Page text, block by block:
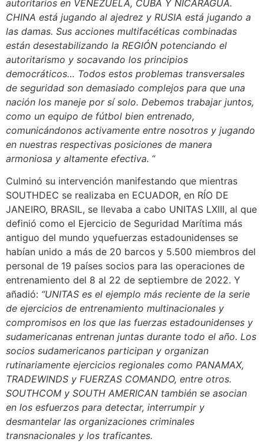
autoritarios en VENEZUELA, CUBA Y NICARAGUA.
CHINA está jugando al ajedrez y RUSIA está jugando a
las damas. Sus acciones multifacéticas combinadas
están desestabilizando la REGIÓN potenciando el
autoritarismo y socavando los principios
democráticos… Todos estos problemas transversales
de seguridad son demasiado complejos para que una
nación los maneje por sí solo. Debemos trabajar juntos,
como un equipo de fútbol bien entrenado,
comunicándonos activamente entre nosotros y jugando
en nuestras respectivas posiciones de manera
armoniosa y altamente efectiva. “
Culminó su intervención manifestando que mientras
SOUTHDEC se realizaba en ECUADOR, en RÍO DE
JANEIRO, BRASIL, se llevaba a cabo UNITAS LXIII, al que
definió como el Ejercicio de Seguridad Marítima más
antiguo del mundo yquefuerzas estadounidenses se
habían unido a más de 20 barcos y 5.500 miembros del
personal de 19 países socios para las operaciones de
entrenamiento del 8 al 22 de septiembre de 2022. Y
añadió: “UNITAS es el ejemplo más reciente de la serie
de ejercicios de entrenamiento multinacionales y
compromisos en los que las fuerzas estadounidenses y
sudamericanas entrenan juntas durante todo el año. Los
socios sudamericanos participan y organizan
rutinariamente ejercicios regionales como PANAMAX,
TRADEWINDS y FUERZAS COMANDO, entre otros.
SOUTHCOM y SOUTH AMERICAN también se asocian
en los esfuerzos para detectar, interrumpir y
desmantelar las organizaciones criminales
transnacionales y los traficantes.